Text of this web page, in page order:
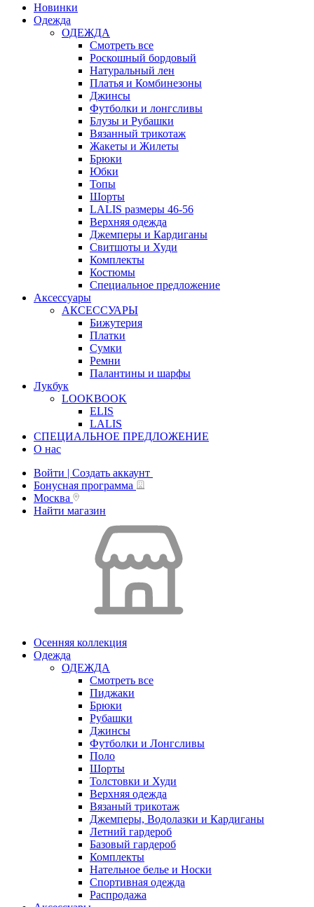
Новинки
Одежда
ОДЕЖДА
Смотреть все
Роскошный бордовый
Натуральный лен
Платья и Комбинезоны
Джинсы
Футболки и лонгсливы
Блузы и Рубашки
Вязанный трикотаж
Жакеты и Жилеты
Брюки
Юбки
Топы
Шорты
LALIS размеры 46-56
Верхняя одежда
Джемперы и Кардиганы
Свитшоты и Худи
Комплекты
Костюмы
Специальное предложение
Аксессуары
АКСЕССУАРЫ
Бижутерия
Платки
Сумки
Ремни
Палантины и шарфы
Лукбук
LOOKBOOK
ELIS
LALIS
СПЕЦИАЛЬНОЕ ПРЕДЛОЖЕНИЕ
О нас
Войти | Создать аккаунт
Бонусная программа
Москва
Найти магазин
Осенняя коллекция
Одежда
ОДЕЖДА
Смотреть все
Пиджаки
Брюки
Рубашки
Джинсы
Футболки и Лонгсливы
Поло
Шорты
Толстовки и Худи
Верхняя одежда
Вязаный трикотаж
Джемперы, Водолазки и Кардиганы
Летний гардероб
Базовый гардероб
Комплекты
Нательное белье и Носки
Спортивная одежда
Распродажа